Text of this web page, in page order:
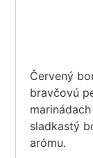
Červený
bravčovú
sladkastý
arómu.